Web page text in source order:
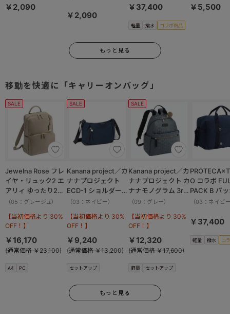
￥2,090
￥2,090
軽量 撥水 コラボ商品
13002
￥37,400 ￥5,500
もっと見る
移動を快適に「キャリーオンバッグ」
SALE
A4 PC
Jewelna Rose フレ
イヤ・リュック2 エ
アリィ ゆったり2ル
ーム 16262
（05：グレージュ）
【当初価格より 30%
OFF！】
￥16,170
(通常価格 ￥23,100)
SALE
セットアップ
Kanana project／カ
ナナプロジェクト
ECD-1 ショルダーバ
ッグ 横 19083
（03：ネイビー）
【当初価格より 30%
OFF！】
￥9,240
(通常価格 ￥13,200)
SALE
軽量 セットアップ
Kanana project／カ
ナナプロジェクト カ
ナナモノグラム 3rd
リュックサック
（09：グレー）
【当初価格より 30%
OFF！】
￥12,320
(通常価格 ￥17,600)
軽量 撥水 コ
O コラボ
PACK B パ
ボストンバ
13002
（03：ネイビ
￥37,400
もっと見る